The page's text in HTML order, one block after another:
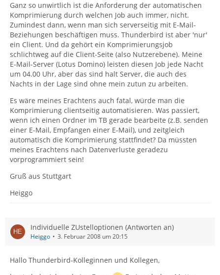
Ganz so unwirtlich ist die Anforderung der automatischen
Komprimierung durch welchen Job auch immer, nicht.
Zumindest dann, wenn man sich serverseitig mit E-Mail-
Beziehungen beschäftigen muss. Thunderbird ist aber 'nur'
ein Client. Und da gehört ein Komprimierungsjob
schlichtweg auf die Client-Seite (also Nutzerebene). Meine
E-Mail-Server (Lotus Domino) leisten diesen Job jede Nacht
um 04.00 Uhr, aber das sind halt Server, die auch des
Nachts in der Lage sind ohne mein zutun zu arbeiten.
Es wäre meines Erachtens auch fatal, würde man die
Komprimierung clientseitig automatisieren. Was passiert,
wenn ich einen Ordner im TB gerade bearbeite (z.B. senden
einer E-Mail, Empfangen einer E-Mail), und zeitgleich
automatisch die Komprimierung stattfindet? Da müssten
meines Erachtens nach Datenverluste geradezu
vorprogrammiert sein!
Gruß aus Stuttgart
Heiggo
Individuelle ZUstelloptionen (Antworten an)
Heiggo 3. Februar 2008 um 20:15
Hallo Thunderbird-Kolleginnen und Kollegen,